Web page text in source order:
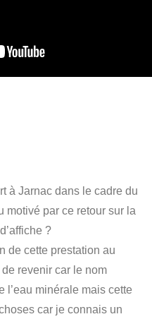
à Jarnac dans le cadre du
motivé par ce retour sur la
?
de cette prestation au
revenir car le nom
l’eau minérale mais cette
car je connais un